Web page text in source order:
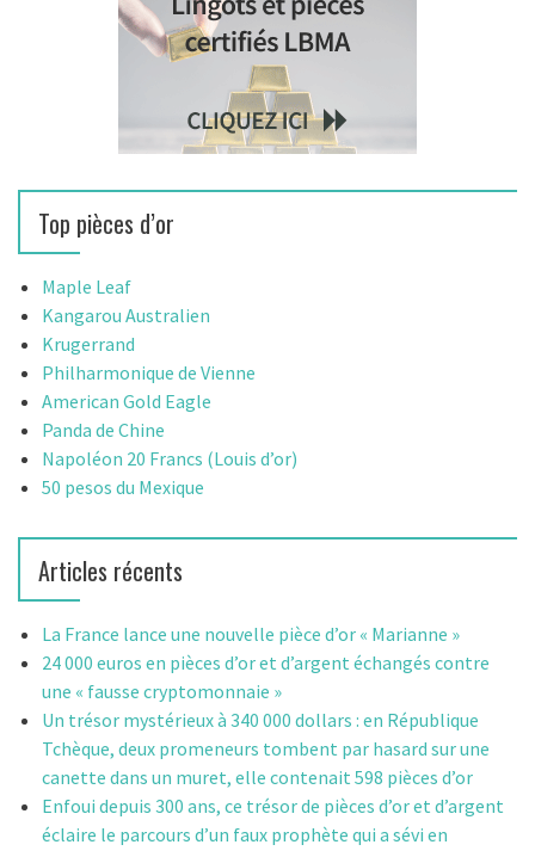
Top pièces d’or
Maple Leaf
Kangarou Australien
Krugerrand
Philharmonique de Vienne
American Gold Eagle
Panda de Chine
Napoléon 20 Francs (Louis d’or)
50 pesos du Mexique
Articles récents
La France lance une nouvelle pièce d’or « Marianne »
24 000 euros en pièces d’or et d’argent échangés contre
une « fausse cryptomonnaie »
Un trésor mystérieux à 340 000 dollars : en République
Tchèque, deux promeneurs tombent par hasard sur une
canette dans un muret, elle contenait 598 pièces d’or
Enfoui depuis 300 ans, ce trésor de pièces d’or et d’argent
éclaire le parcours d’un faux prophète qui a sévi en